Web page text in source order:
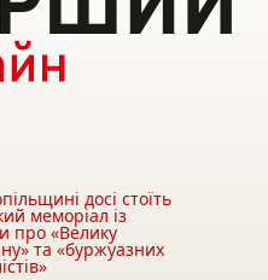
досі стоїть
меморіал із
про «Велику
та «буржуазних